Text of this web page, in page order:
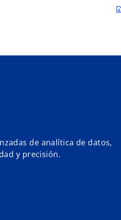
Saltar al contenido principal
de analítica de datos,
y precisión.